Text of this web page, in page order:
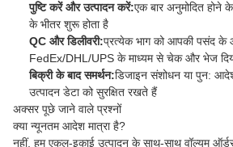
पुष्टि करें और उत्पादन करें:एक बार अनुमोदित होने
के भीतर शुरू होता है
QC और डिलीवरी:प्रत्येक भाग को आपकी पसंद के
FedEx/DHL/UPS के माध्यम से चेक और भेज
बिक्री के बाद समर्थन:डिजाइन संशोधन या पुन:
उत्पादन डेटा को सुरक्षित रखते हैं
अक्सर पूछे जाने वाले प्रश्नों
क्या न्यूनतम आदेश मात्रा है?
नहीं, हम एकल-इकाई उत्पादन के साथ-साथ वॉल्यूम